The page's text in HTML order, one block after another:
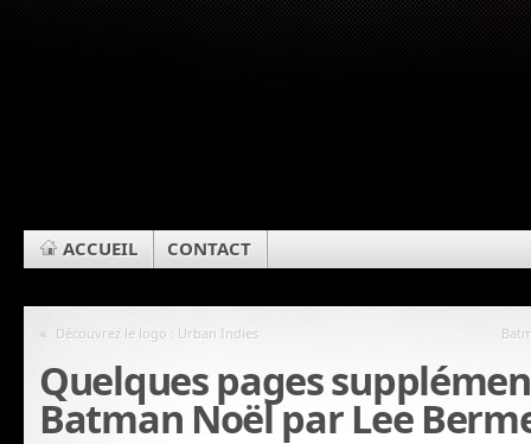
ACCUEIL CONTACT
« Découvrez le logo : Urban Indies
Quelques pages
Batman Noël par Lee